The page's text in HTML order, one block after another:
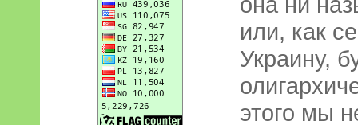
или, как
Украину,
этого мы